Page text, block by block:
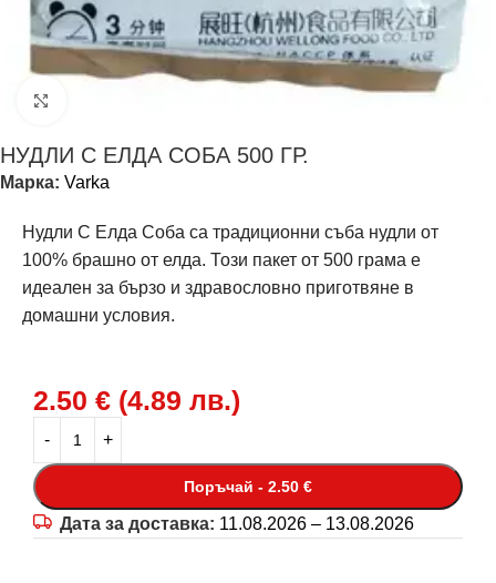
НУДЛИ С ЕЛДА СОБА 500 ГР.
Марка: Varka
Нудли С Елда Соба са традиционни съба нудли от
100% брашно от елда. Този пакет от 500 грама е
идеален за бързо и здравословно приготвяне в
домашни условия.
2.50 € (4.89 лв.)
Поръчай - 2.50 €
Дата за доставка: 11.08.2026 – 13.08.2026